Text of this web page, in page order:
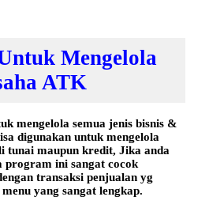
Mengelola
ATK
mengelola semua jenis bisnis &
digunakan untuk mengelola
tunai maupun kredit, Jika anda
program ini sangat cocok
transaksi penjualan yg
yang sangat lengkap.